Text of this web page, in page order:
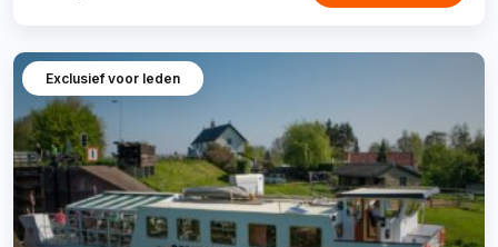
Exclusief voor leden